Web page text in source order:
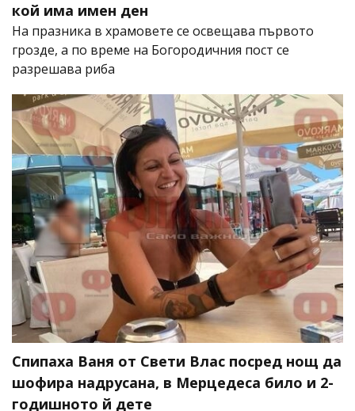
кой има имен ден
На празника в храмовете се освещава първото
грозде, а по време на Богородичния пост се
разрешава риба
Спипаха Ваня от Свети Влас посред нощ да
шофира надрусана, в Мерцедеса било и 2-
годишното й дете